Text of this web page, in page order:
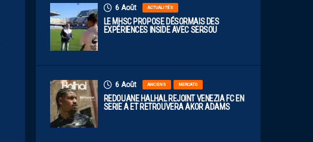
6 Août ACTUALITÉS
LE MHSC PROPOSE DÉSORMAIS DES
EXPÉRIENCES INSIDE AVEC SERSOU
6 Août ANCIENS MERCATO
REDOUANE HALHAL REJOINT VENEZIA FC EN
SERIE A ET RETROUVERA AKOR ADAMS